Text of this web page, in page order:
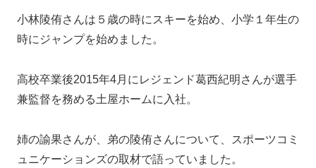
小林陵侑さんは５歳の時にスキーを始め、小学１年生の
時にジャンプを始めました。
高校卒業後2015年4月にレジェンド葛西紀明さんが選手
兼監督を務める土屋ホームに入社。
姉の諭果さんが、弟の陵侑さんについて、スポーツコミ
ュニケーションズの取材で語っていました。